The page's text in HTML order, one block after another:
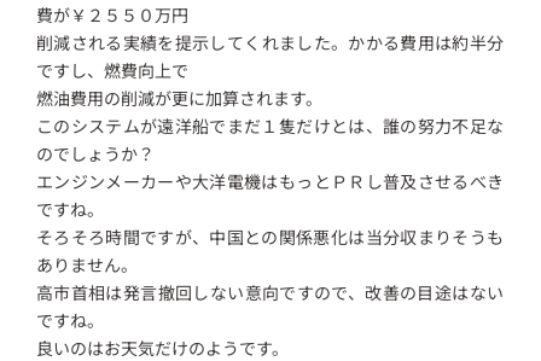
費が￥２５５０万円
削減される実績を提示してくれました。かかる費用は約半分
ですし、燃費向上で
燃油費用の削減が更に加算されます。
このシステムが遠洋船でまだ１隻だけとは、誰の努力不足な
のでしょうか？
エンジンメーカーや大洋電機はもっとＰＲし普及させるべき
ですね。
そろそろ時間ですが、中国との関係悪化は当分収まりそうも
ありません。
高市首相は発言撤回しない意向ですので、改善の目途はない
ですね。
良いのはお天気だけのようです。